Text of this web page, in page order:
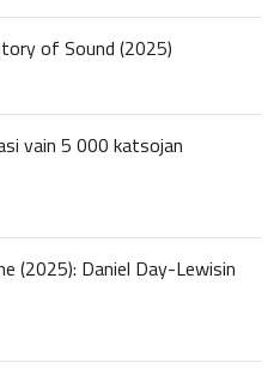
of Sound (2025)
vain 5 000 katsojan
(2025): Daniel Day-Lewisin